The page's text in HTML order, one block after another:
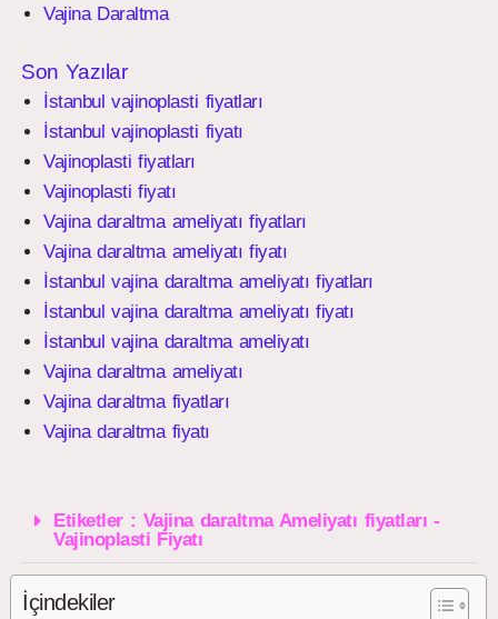
Vajina Daraltma
Son Yazılar
İstanbul vajinoplasti fiyatları
İstanbul vajinoplasti fiyatı
Vajinoplasti fiyatları
Vajinoplasti fiyatı
Vajina daraltma ameliyatı fiyatları
Vajina daraltma ameliyatı fiyatı
İstanbul vajina daraltma ameliyatı fiyatları
İstanbul vajina daraltma ameliyatı fiyatı
İstanbul vajina daraltma ameliyatı
Vajina daraltma ameliyatı
Vajina daraltma fiyatları
Vajina daraltma fiyatı
Etiketler : Vajina daraltma Ameliyatı fiyatları -
Vajinoplasti Fiyatı
İçindekiler